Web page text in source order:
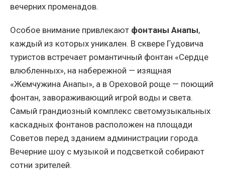
вечерних променадов.
Особое внимание привлекают фонтаны Анапы,
каждый из которых уникален. В сквере Гудовича
туристов встречает романтичный фонтан «Сердце
влюбленных», на набережной — изящная
«Жемчужина Анапы», а в Ореховой роще — поющий
фонтан, завораживающий игрой воды и света.
Самый грандиозный комплекс светомузыкальных
каскадных фонтанов расположен на площади
Советов перед зданием администрации города.
Вечерние шоу с музыкой и подсветкой собирают
сотни зрителей.